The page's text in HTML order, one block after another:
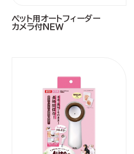
ペット用オートフィーダー
カメラ付ＮＥＷ